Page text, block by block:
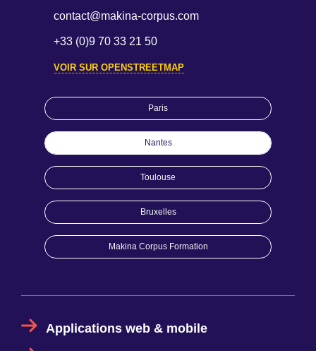
Applications web & mobile
Paris
Nantes
Toulouse
Bruxelles
Makina Corpus Formation
contact@makina-corpus.com
+33 (0)9 70 33 21 50
VOIR SUR OPENSTREETMAP